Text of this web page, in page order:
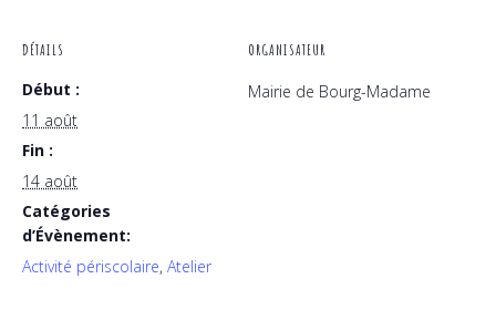
DÉTAILS
Début :
11 août
Fin :
14 août
Catégories
d’Évènement:
Activité périscolaire, Atelier
ORGANISATEUR
Mairie de Bourg-Madame